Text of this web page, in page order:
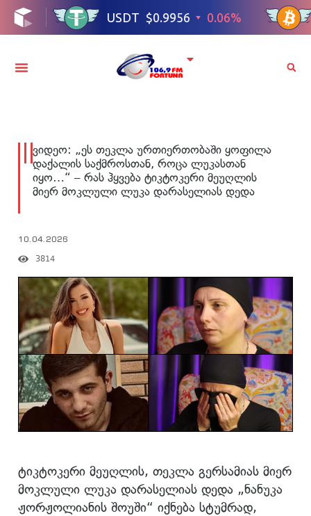
ვიდეო: „ეს თეკლა ურთიერთობაში ყოფილა
დაქალის საქმროსთან, როცა ლუკასთან
იყო…“ – რას ჰყვება ტიკტოკერი მეუღლის
მიერ მოკლული ლუკა დარასელიას დედა
10.04.2026
3814
ტიკტოკერი მეუღლის, თეკლა გერსამიას მიერ
მოკლული ლუკა დარასელიას დედა „ნანუკა
ჟორჟოლიანის შოუში“ იქნება სტუმრად,